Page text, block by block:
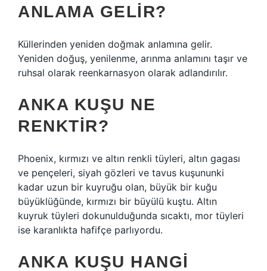
ANLAMA GELIR?
Küllerinden yeniden doğmak anlamına gelir.
Yeniden doğuş, yenilenme, arınma anlamını taşır ve
ruhsal olarak reenkarnasyon olarak adlandırılır.
ANKA KUŞU NE
RENKTIR?
Phoenix, kırmızı ve altın renkli tüyleri, altın gagası
ve pençeleri, siyah gözleri ve tavus kuşununki
kadar uzun bir kuyruğu olan, büyük bir kuğu
büyüklüğünde, kırmızı bir büyülü kuştu. Altın
kuyruk tüyleri dokunulduğunda sıcaktı, mor tüyleri
ise karanlıkta hafifçe parlıyordu.
ANKA KUŞU HANGI